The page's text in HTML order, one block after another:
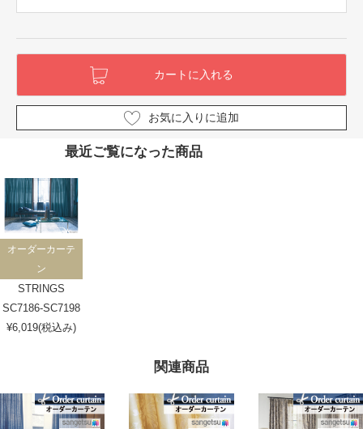
お気に入りに追加
関連商品
最近ご覧になった商品
オーダーカーテ
ン
STRINGS
SC7186-SC7198
¥6,019(税込み)